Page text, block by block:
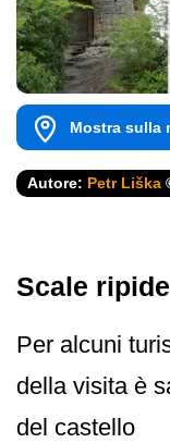
Mostra sulla
Autore: Petr Liška
Scale ripide
Per alcuni
della visita è
del castello